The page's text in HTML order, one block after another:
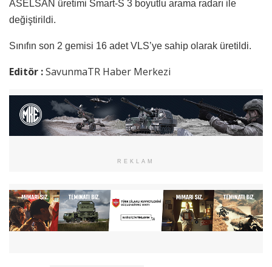
ASELSAN üretimi Smart-S 3 boyutlu arama radarı ile
değiştirildi.
Sınıfın son 2 gemisi 16 adet VLS’ye sahip olarak üretildi.
Editör :SavunmaTR Haber Merkezi
REKLAM